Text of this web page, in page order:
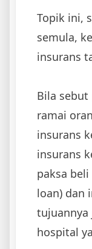
Topik ini,
semula,
insurans
Bila
ramai
insurans
insurans
paksa
loan) dan
tujuannya
hospital